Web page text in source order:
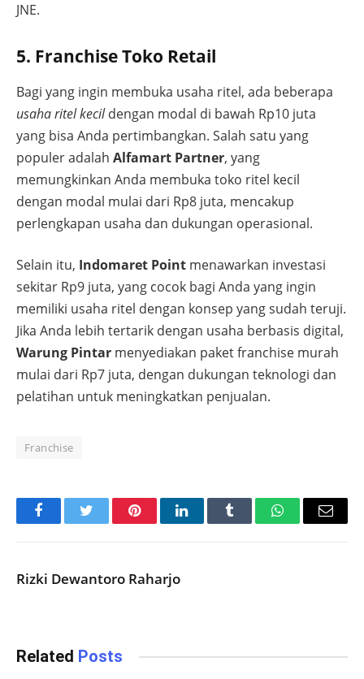
JNE.
5. Franchise Toko Retail
Bagi yang ingin membuka usaha ritel, ada beberapa
usaha ritel kecildengan modal di bawah Rp10 juta
yang bisa Anda pertimbangkan. Salah satu yang
populer adalah Alfamart Partner, yang
memungkinkan Anda membuka toko ritel kecil
dengan modal mulai dari Rp8 juta, mencakup
perlengkapan usaha dan dukungan operasional.
Selain itu, Indomaret Point menawarkan investasi
sekitar Rp9 juta, yang cocok bagi Anda yang ingin
memiliki usaha ritel dengan konsep yang sudah teruji.
Jika Anda lebih tertarik dengan usaha berbasis digital,
Warung Pintar menyediakan paket franchise murah
mulai dari Rp7 juta, dengan dukungan teknologi dan
pelatihan untuk meningkatkan penjualan.
Franchise
FacebookTwitter PinterestLinkedInTumblr WhatsAppEmail
Rizki Dewantoro Raharjo
Related Posts